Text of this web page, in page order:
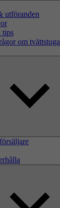
utföranden
tips
om tvättstuga